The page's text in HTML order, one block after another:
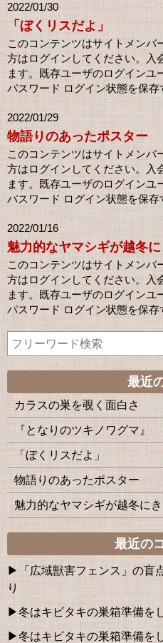
2022/01/30
「ぼくリスだよ」
このコンテンツはサイトメンバ
方はログインしてください。入
ます。既存ユーザのログインユ
パスワード ログイン状態を保
2022/01/29
物語りのあったポスター
このコンテンツはサイトメンバ
方はログインしてください。入
ます。既存ユーザのログインユ
パスワード ログイン状態を保
2022/01/16
魅力的なヤマシギが越冬
このコンテンツはサイトメンバ
方はログインしてください。入
ます。既存ユーザのログインユ
パスワード ログイン状態を保
最近
カラスの巣を覗く面白さ
『となりのツキノワグマ』
「ぼくリスだよ」
物語りのあったポスター
魅力的なヤマシギが越冬に
最近の
「広域獣害フェンス」の盲
り
冬はキビタキの巣箱準備を
冬はキビタキの巣箱準備を